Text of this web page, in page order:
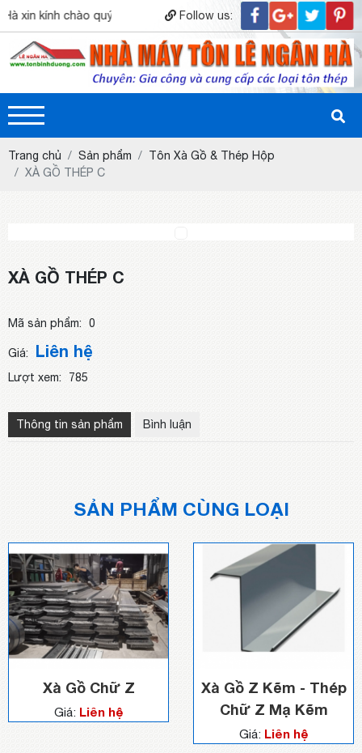
kính chào quý khách hàng.! Hân hạnh được phục vụ quý khách.!
Follow us:
Trang chủ Sản phẩm
Tôn Xà Gồ & Thép Hộp
XÀ GỒ THÉP C
XÀ GỒ THÉP C
Mã sản phẩm: 0
Giá: Liên hệ
Lượt xem: 785
Thông tin sản phẩm Bình luận
SẢN PHẨM CÙNG LOẠI
Xà Gồ Chữ Z
Giá: Liên hệ
Xà Gồ Z Kẽm - Thép
Chữ Z Mạ Kẽm
Giá: Liên hệ